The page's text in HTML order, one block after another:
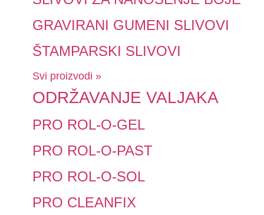
GRAVIRANI GUMENI SLIVOVI
ŠTAMPARSKI SLIVOVI
Svi proizvodi »
ODRŽAVANJE VALJAKA
PRO ROL-O-GEL
PRO ROL-O-PAST
PRO ROL-O-SOL
PRO CLEANFIX